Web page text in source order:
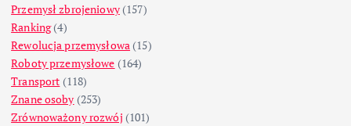
Przemysł zbrojeniowy(157)
Ranking(4)
Rewolucja przemysłowa (15)
Roboty przemysłowe (164)
Transport (118)
Znane osoby (253)
Zrównoważony rozwój (101)